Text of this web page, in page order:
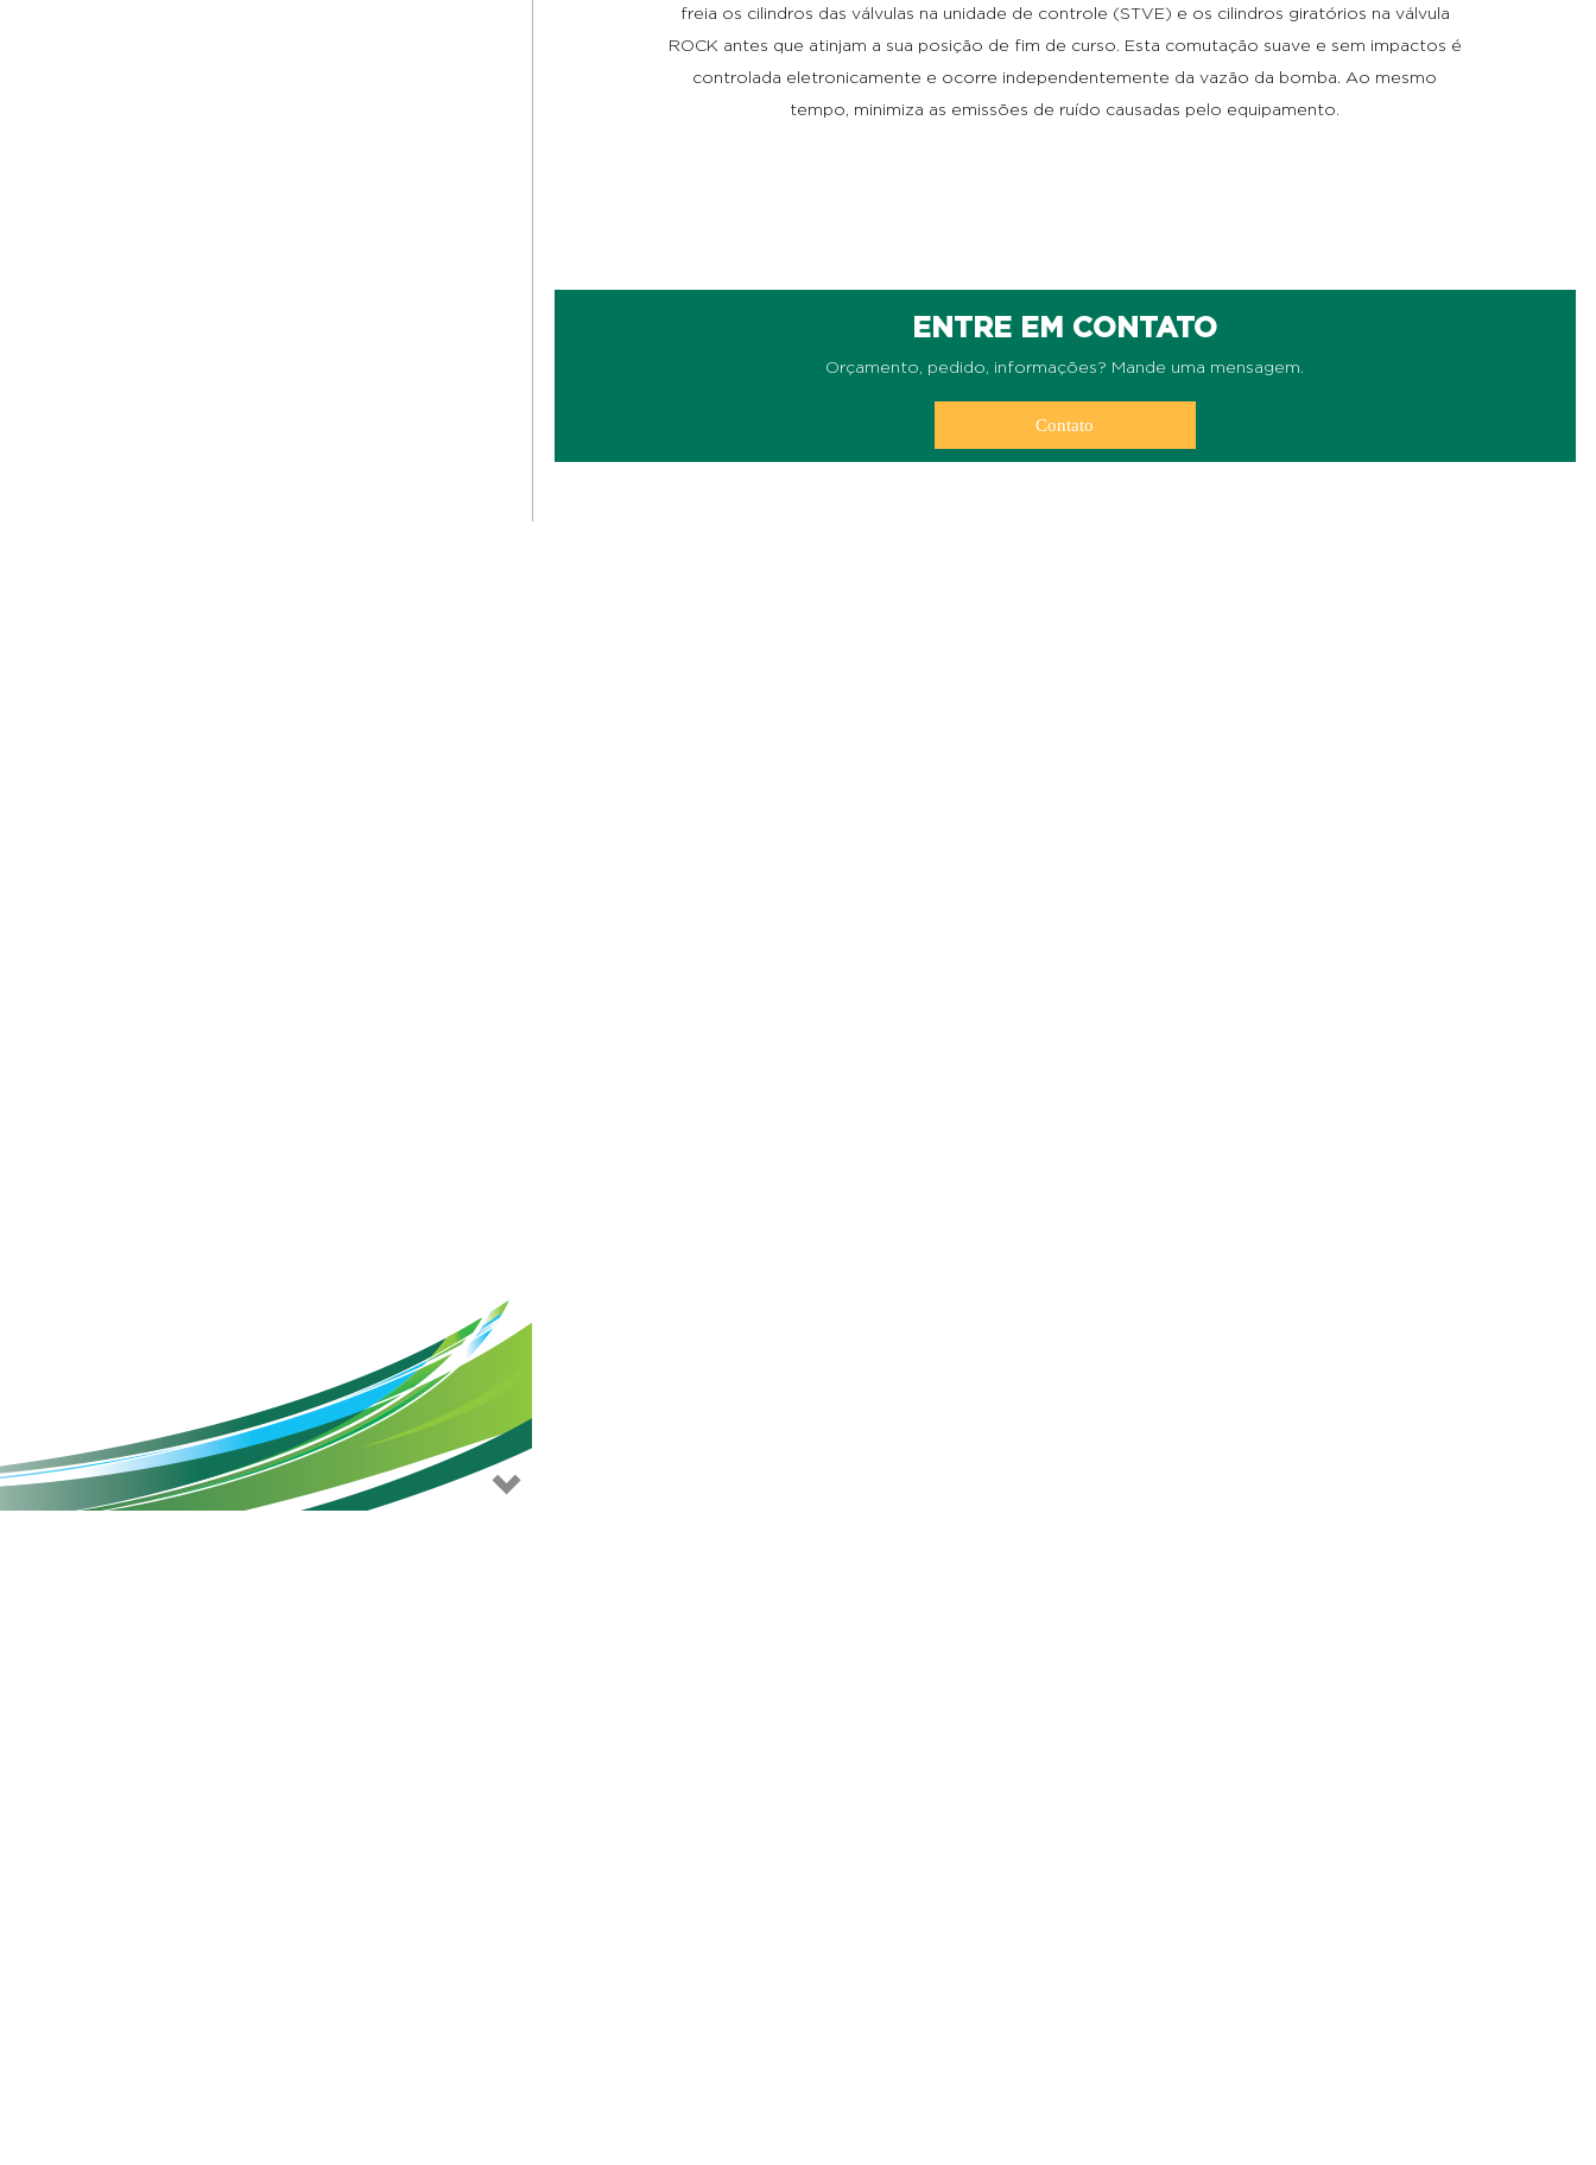
freia os cilindros das válvulas na unidade de controle (STVE) e os cilindros giratórios na válvula
ROCK antes que atinjam a sua posição de fim de curso. Esta comutação suave e sem impactos é
controlada eletronicamente e ocorre independentemente da vazão da bomba. Ao mesmo
tempo, minimiza as emissões de ruído causadas pelo equipamento.
ENTRE EM CONTATO
Orçamento, pedido, informações? Mande uma mensagem.
Contato